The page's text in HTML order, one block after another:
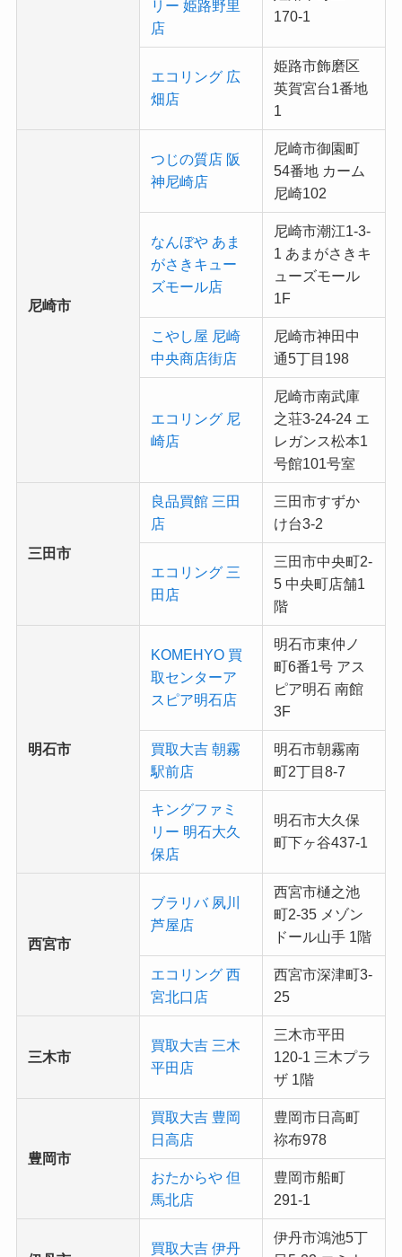
リー 姫路野里
店
170-1
エコリング 広
畑店
姫路市飾磨区
英賀宮台1番地
1
尼崎市
つじの質店 阪
神尼崎店
尼崎市御園町
54番地 カーム
尼崎102
なんぼや あま
がさきキュー
ズモール店
尼崎市潮江1-3-
1 あまがさきキ
ューズモール
1F
こやし屋 尼崎
中央商店街店
尼崎市神田中
通5丁目198
エコリング 尼
崎店
尼崎市南武庫
之荘3-24-24 エ
レガンス松本1
号館101号室
三田市
良品買館 三田
店
三田市すずか
け台3-2
エコリング 三
田店
三田市中央町2-
5 中央町店舗1
階
明石市
KOMEHYO 買
取センターア
スピア明石店
明石市東仲ノ
町6番1号 アス
ピア明石 南館
3F
買取大吉 朝霧
駅前店
明石市朝霧南
町2丁目8-7
キングファミ
リー 明石大久
保店
明石市大久保
町下ヶ谷437-1
西宮市
ブラリバ 夙川
芦屋店
西宮市樋之池
町2-35 メゾン
ドール山手 1階
エコリング 西
宮北口店
西宮市深津町3-
25
三木市
買取大吉 三木
平田店
三木市平田
120-1 三木プラ
ザ 1階
豊岡市
買取大吉 豊岡
日高店
豊岡市日高町
祢布978
おたからや 但
馬北店
豊岡市船町
291-1
買取大吉 伊丹
伊丹市鴻池5丁